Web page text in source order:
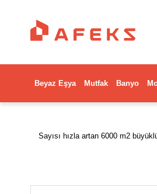
Beyaz Eşya Mutfak Banyo
Sayısı hızla artan 6000 m2